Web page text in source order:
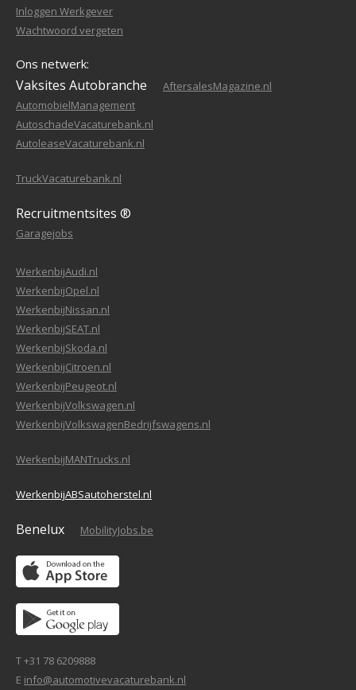
Inloggen Werkgever
Wachtwoord vergeten
Ons netwerk:
Vaksites Autobranche
AftersalesMagazine.nl
AutomobielManagement
AutoschadeVacaturebank.nl
AutoleaseVacaturebank.nl
TruckVacaturebank.nl
Recruitmentsites ®
Garagejobs
WerkenbijAudi.nl
WerkenbijOpel.nl
WerkenbijNissan.nl
WerkenbijSEAT.nl
WerkenbijSkoda.nl
WerkenbijCitroen.nl
WerkenbijPeugeot.nl
WerkenbijVolkswagen.nl
WerkenbijVolkswagenBedrijfswagens.nl
WerkenbijMANTrucks.nl
WerkenbijABSautoherstel.nl
Benelux MobilityJobs.be
T +31 78 6209888
E info@automotivevacaturebank.nl